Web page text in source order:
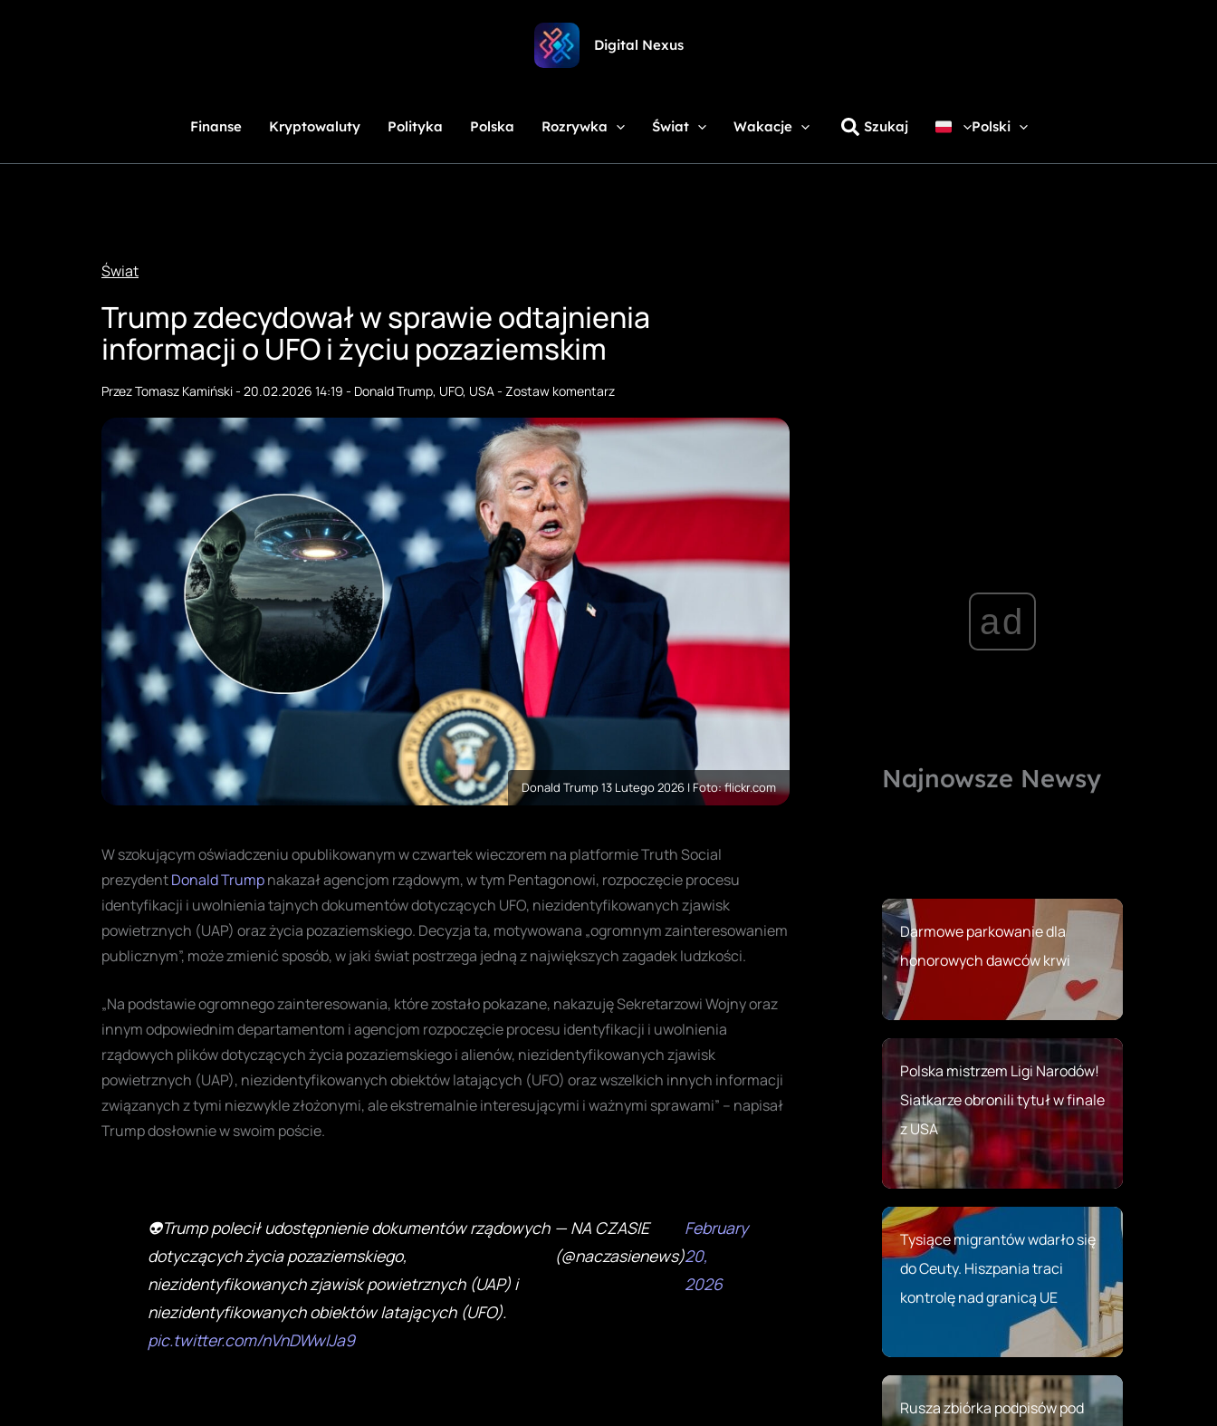
Digital Nexus
Finanse Kryptowaluty Polityka Polska Rozrywka Świat Wakacje Szukaj Polski
Świat
Trump zdecydował w sprawie odtajnienia
informacji o UFO i życiu pozaziemskim
PrzezTomasz Kamiński- 20.02.2026 14:19 - Donald Trump, UFO, USA- Zostaw komentarz
Donald Trump 13 Lutego 2026 | Foto: flickr.com
W szokującym oświadczeniu opublikowanym w czwartek wieczorem na platformie Truth Social
prezydentDonald Trumpnakazał agencjom rządowym, w tym Pentagonowi, rozpoczęcie procesu
identyfikacji i uwolnienia tajnych dokumentów dotyczących UFO, niezidentyfikowanych zjawisk
powietrznych (UAP) oraz życia pozaziemskiego. Decyzja ta, motywowana „ogromnym zainteresowaniem
publicznym”, może zmienić sposób, w jaki świat postrzega jedną z największych zagadek ludzkości.
„Na podstawie ogromnego zainteresowania, które zostało pokazane, nakazuję Sekretarzowi Wojny oraz
innym odpowiednim departamentom i agencjom rozpoczęcie procesu identyfikacji i uwolnienia
rządowych plików dotyczących życia pozaziemskiego i alienów, niezidentyfikowanych zjawisk
powietrznych (UAP), niezidentyfikowanych obiektów latających (UFO) oraz wszelkich innych informacji
związanych z tymi niezwykle złożonymi, ale ekstremalnie interesującymi i ważnymi sprawami” – napisał
Trump dosłownie w swoim poście.
👽Trump polecił udostępnienie dokumentów rządowych
dotyczących życia pozaziemskiego,
niezidentyfikowanych zjawisk powietrznych (UAP) i
niezidentyfikowanych obiektów latających (UFO).
pic.twitter.com/nVnDWwIJa9
— NA CZASIE
(@naczasienews)
February
20,
2026
ad
Najnowsze Newsy
Darmowe parkowanie dla
honorowych dawców krwi
Polska mistrzem Ligi Narodów!
Siatkarze obronili tytuł w finale
z USA
Tysiące migrantów wdarło się
do Ceuty. Hiszpania traci
kontrolę nad granicą UE
Rusza zbiórka podpisów pod